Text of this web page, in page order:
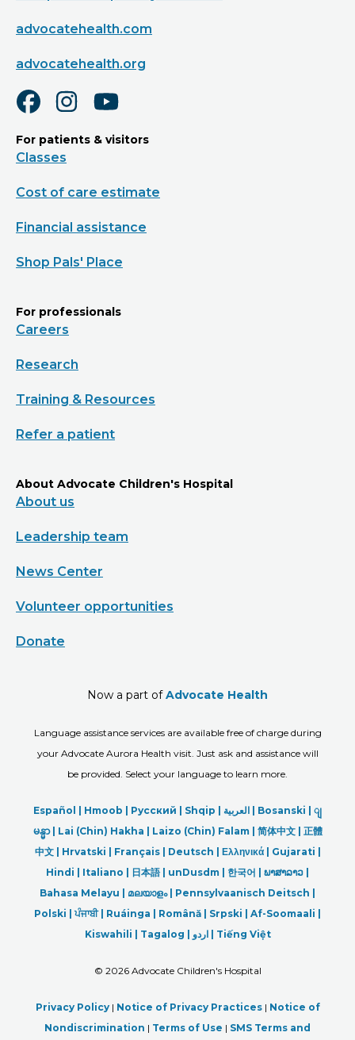
advocatehealth.com
advocatehealth.org
For patients & visitors
Classes
Cost of care estimate
Financial assistance
Shop Pals' Place
For professionals
Careers
Research
Training & Resources
Refer a patient
About Advocate Children's Hospital
About us
Leadership team
News Center
Volunteer opportunities
Donate
Now a part ofAdvocate Health
Language assistance services are available free of charge during
your Advocate Aurora Health visit. Just ask and assistance will
be provided. Select your language to learn more.
Español | Hmoob | Русский | Shqip | العربیة | Bosanski | ျ
မန္မာ| Lai (Chin) Hakha | Laizo (Chin) Falam | 简体中文 | 正體
中文 | Hrvatski | Français | Deutsch | Ελληνικά | Gujarati |
Hindi | Italiano | 日本語| unDusdm | 한국어 | ພາສາລາວ |
Bahasa Melayu | മലയാളം| Pennsylvaanisch Deitsch |
Polski |ਪੰਜਾਬੀ| Ruáinga | Română | Srpski | Af-Soomaali |
Kiswahili | Tagalog | اردو| Tiếng Việt
© 2026 Advocate Children's Hospital
Privacy Policy| Notice of Privacy Practices| Notice of
Nondiscrimination | Terms of Use | SMS Terms and